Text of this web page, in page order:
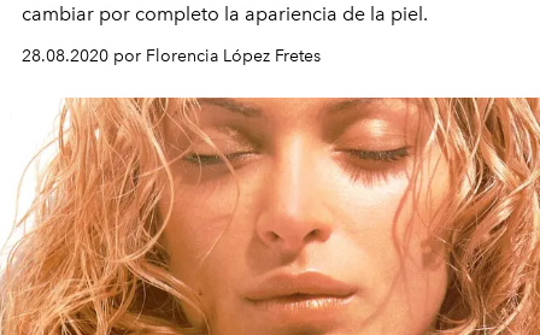
cambiar por completo la apariencia de la piel.
28.08.2020 por Florencia López Fretes